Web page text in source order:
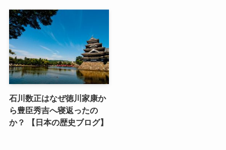
石川数正はなぜ徳川家康か
ら豊臣秀吉へ寝返ったの
か？ 【日本の歴史ブログ】